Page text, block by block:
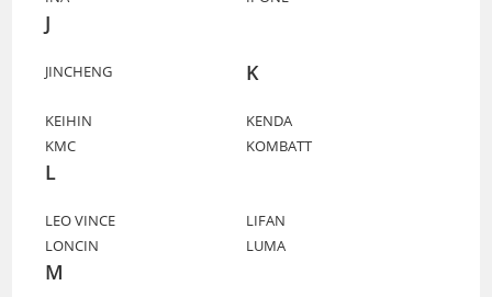
J
JINCHENG K
KEIHIN
KENDA
KMC
KOMBATT
L
LEO VINCE
LIFAN
LONCIN
LUMA
M